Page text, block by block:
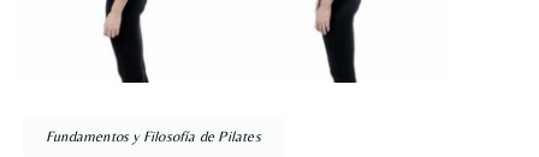
Fundamentos y Filosofía de Pilates